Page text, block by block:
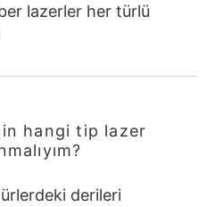
lazerler her türlü
hangi tip lazer
derileri